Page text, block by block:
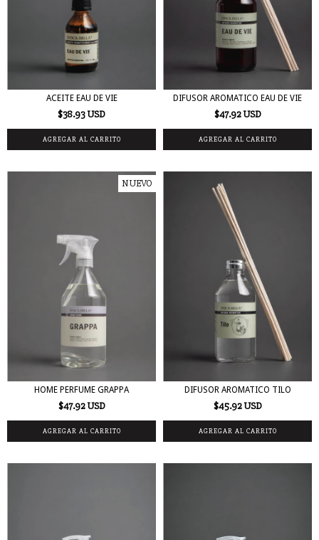
ACEITE EAU DE VIE
$38.93 USD
DIFUSOR AROMATICO EAU DE VIE
$47.92 USD
NUEVO
HOME PERFUME GRAPPA
$47.92 USD
DIFUSOR AROMATICO TILO
$45.92 USD